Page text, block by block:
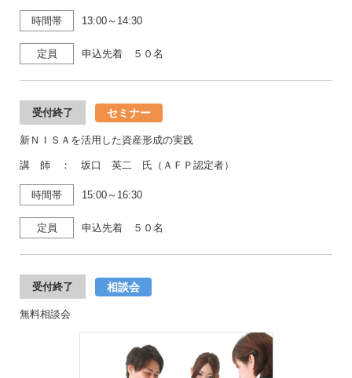
時間帯 13:00～14:30
定員 申込先着 ５０名
受付終了 セミナー
新ＮＩＳＡを活用した資産形成の実践
講 師 ： 坂口 英二 氏（ＡＦＰ認定者）
時間帯 15:00～16:30
定員 申込先着 ５０名
受付終了 相談会
無料相談会